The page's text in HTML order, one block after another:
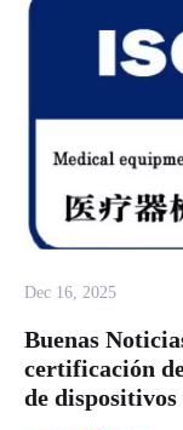
Dec 16, 2025
Buenas
certificación
de dispositivos